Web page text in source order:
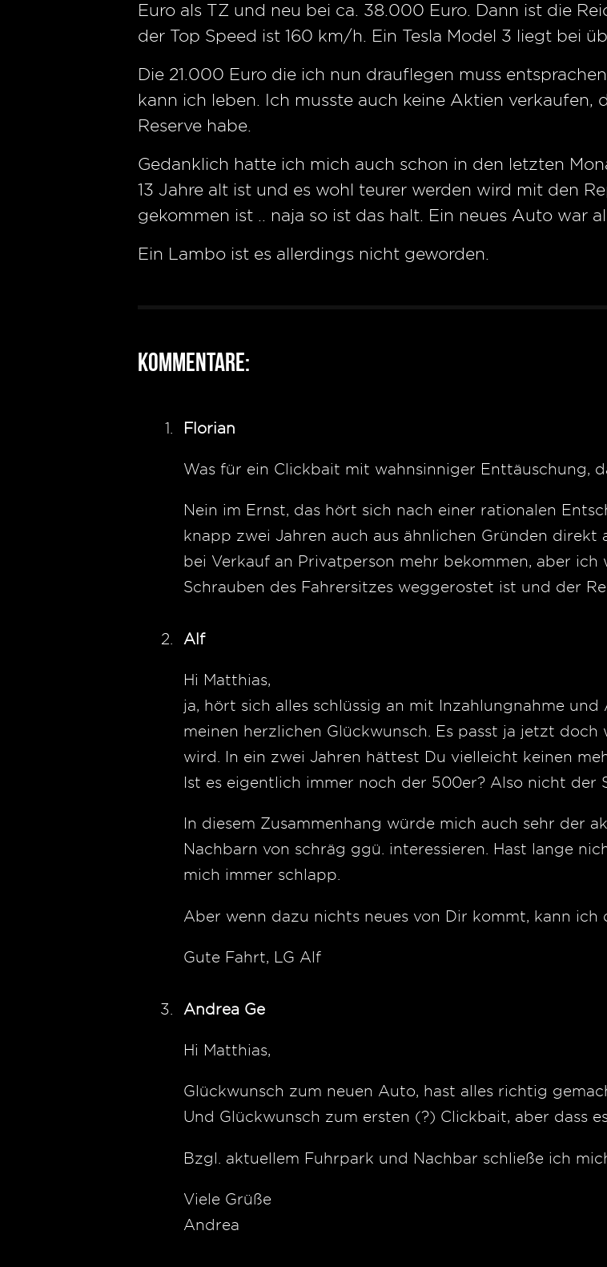
Euro als TZ und neu bei ca. 38.000 Euro. Dann ist die
der Top Speed ist 160 km/h. Ein Tesla Model 3 liegt bei
Die 21.000 Euro die ich nun drauflegen muss
kann ich leben. Ich musste auch keine Aktien verkaufen,
Reserve habe.
Gedanklich hatte ich mich auch schon in den letzten
13 Jahre alt ist und es wohl teurer werden wird mit den
gekommen ist .. naja so ist das halt. Ein neues Auto war
Ein Lambo ist es allerdings nicht geworden.
Kommentare:
Florian
Was für ein Clickbait mit wahnsinniger Enttäuschung,
Nein im Ernst, das hört sich nach einer rationalen
knapp zwei Jahren auch aus ähnlichen Gründen
bei Verkauf an Privatperson mehr bekommen, aber ich
Schrauben des Fahrersitzes weggerostet ist und der
Alf
Hi Matthias,
ja, hört sich alles schlüssig an mit Inzahlungnahme
meinen herzlichen Glückwunsch. Es passt ja jetzt
wird. In ein zwei Jahren hättest Du vielleicht keinen
Ist es eigentlich immer noch der 500er? Also nicht der
In diesem Zusammenhang würde mich auch sehr der
Nachbarn von schräg ggü. interessieren. Hast lange
mich immer schlapp.
Aber wenn dazu nichts neues von Dir kommt, kann ich
Gute Fahrt, LG Alf
Andrea Ge
Hi Matthias,
Glückwunsch zum neuen Auto, hast alles richtig
Und Glückwunsch zum ersten (?) Clickbait, aber dass
Bzgl. aktuellem Fuhrpark und Nachbar schließe ich
Viele Grüße
Andrea